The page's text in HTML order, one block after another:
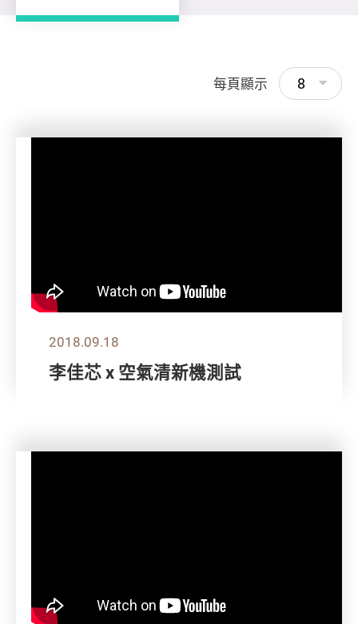
每頁顯示 8
2018.09.18
李佳芯 x 空氣清新機測試